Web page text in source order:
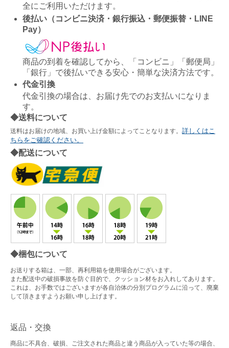
全にご利用いただけます。
後払い（コンビニ決済・銀行振込・郵便振替・LINE
Pay）
商品の到着を確認してから、「コンビニ」「郵便局」
「銀行」で後払いできる安心・簡単な決済方法です。
代金引換
代金引換の場合は、お届け先でのお支払いになりま
す。
◆送料について
送料はお届けの地域、お買い上げ金額によってことなります。 詳しくはこ
ちらをご確認ください。
◆配送について
◆梱包について
お送りする箱は、一部、再利用箱を使用場合がございます。
また配送中の破損事故を防ぐ目的で、クッション材をお入れしてあります。
これは、お手数ではございますが各自治体の分別プログラムに沿って、廃棄
して頂きますようお願い申し上げます。
返品・交換
商品に不具合、破損、ご注文された商品と違う商品が入っていた等の場合、